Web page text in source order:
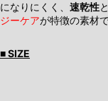
になりにくく、 速乾性と
ジーケアが特徴の素材
■ SIZE